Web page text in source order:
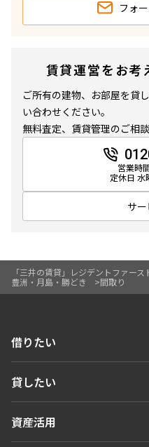
「三井の賃貸」レジデントファース
豊洲・月島・勝どき
間取り
フォ
賃貸運営をお考
ご所有の建物、お部屋を貸
い合わせください。
無料査定、賃貸管理のご相
営業時
定休日 水
サ
借りたい
人気エリアから探す
貸したい
お問い合わせ
資産活用